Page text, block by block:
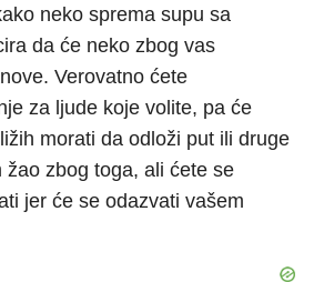
neko sprema supu sa
da će neko zbog vas
Verovatno ćete
za ljude koje volite, pa će
morati da odloži put ili druge
žao zbog toga, ali ćete se
jer će se odazvati vašem